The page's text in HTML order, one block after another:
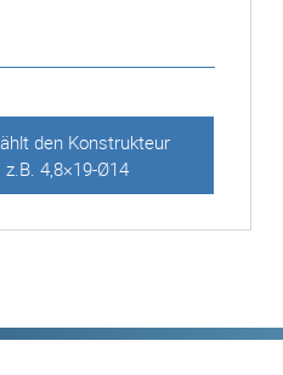
den Konstrukteur
z.B. 4,8×19-Ø14